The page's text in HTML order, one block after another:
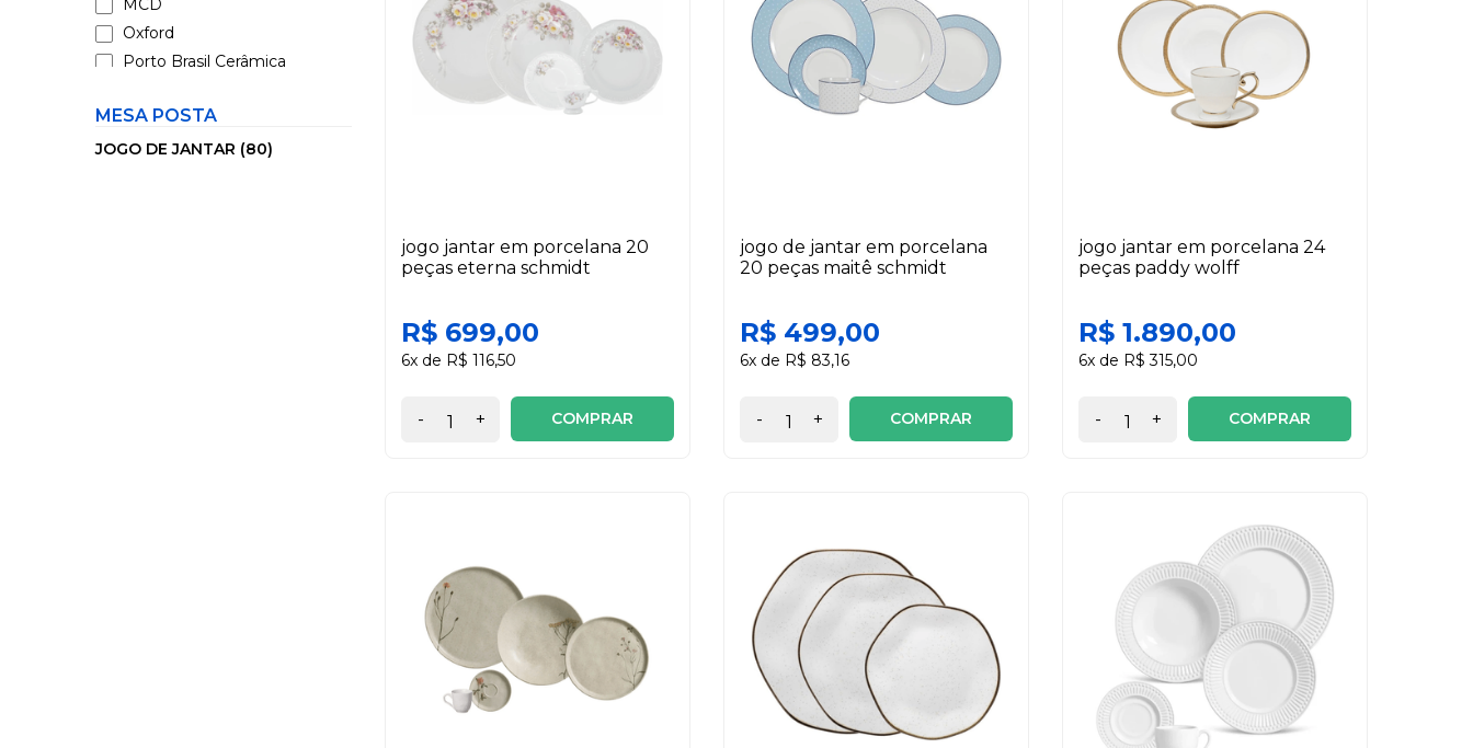
MCD
Oxford
Porto Brasil Cerâmica
Schmidt
Tramontina
MESA POSTA
JOGO DE JANTAR (80)
jogo jantar em porcelana 20
peças eterna schmidt
R$ 699,00
6x de R$ 116,50
- + COMPRAR
jogo de jantar em porcelana
20 peças maitê schmidt
R$ 499,00
6x de R$ 83,16
- + COMPRAR
jogo jantar em porcelana 24
peças paddy wolff
R$ 1.890,00
6x de R$ 315,00
- + COMPRAR